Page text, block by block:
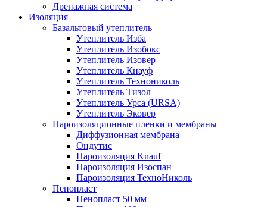
Дренажная система
Изоляция
Базальтовый утеплитель
Утеплитель Изба
Утеплитель Изобокс
Утеплитель Изовер
Утеплитель Кнауф
Утеплитель Технониколь
Утеплитель Тизол
Утеплитель Урса (URSA)
Утеплитель Эковер
Пароизоляционные пленки и мембраны
Диффузионная мембрана
Ондутис
Пароизоляция Knauf
Пароизоляция Изоспан
Пароизоляция ТехноНиколь
Пенопласт
Пенопласт 50 мм